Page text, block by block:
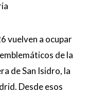
vuelven a ocupar
de la
de San Isidro, la
Desde esos